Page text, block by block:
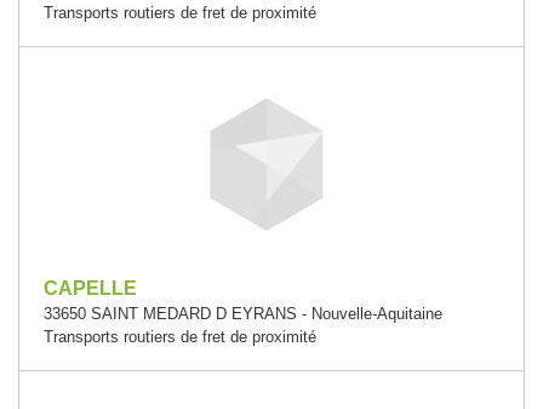
Transports routiers de fret de proximité
CAPELLE
33650 SAINT MEDARD D EYRANS - Nouvelle-Aquitaine
Transports routiers de fret de proximité